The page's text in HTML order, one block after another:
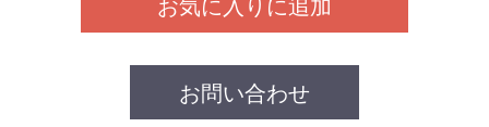
お問い合わせ